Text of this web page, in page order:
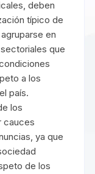
deben
típico de
en
que
a los
país.
los
cauces
ya que
de los